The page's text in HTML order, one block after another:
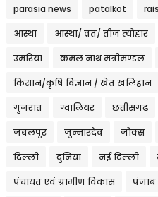
parasia news patalkot
आस्था आस्था/ व्रत/ तीज त्‍योहार
उमरिया कमल नाथ मंत्रीमण्डल
किसान/कृषि विज्ञान / खेत खलिहान
गुजरात ग्वालियर छत्तीसगढ़
जबलपुर जुन्नारदेव जोक्स
दिल्ली दुनिया नई दिल्ली
पंचायत एवं ग्रामीण विकास पंजाब